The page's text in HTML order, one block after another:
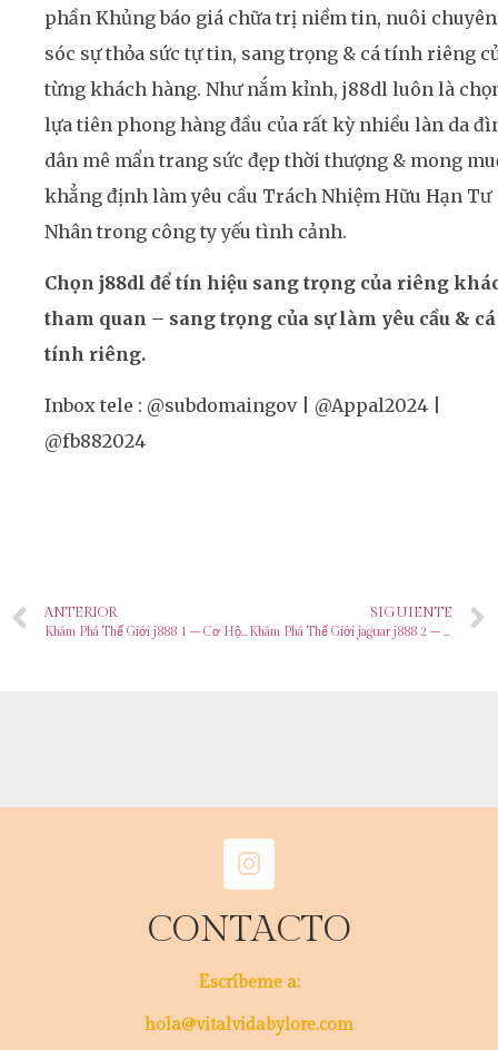
phần Khủng báo giá chữa trị niềm tin, nuôi chuyên
sóc sự thỏa sức tự tin, sang trọng & cá tính riêng
từng khách hàng. Như nắm kỉnh, j88dl luôn là
lựa tiên phong hàng đầu của rất kỳ nhiều làn da
dân mê mẩn trang sức đẹp thời thượng & mong
khẳng định làm yêu cầu Trách Nhiệm Hữu Hạn Tư
Nhân trong công ty yếu tình cảnh.
Chọn j88dl để tín hiệu sang trọng của riêng
tham quan – sang trọng của sự làm yêu cầu & cá
tính riêng.
Inbox tele : @subdomaingov | @Appal2024 |
@fb882024
ANTERIOR
Khám Phá Thế Giới j888 1 – Cơ Hội Giải Trí Không Giới Hạn
SIGUIENTE
Khám Phá Thế Giới jaguar j888 2 – Cẩm Nang Chiến Thắng Đặt Niềm Tin Vào Nhà Cái Đẳng Cấp
CONTACTO
Escríbeme a:
hola@vitalvidabylore.com